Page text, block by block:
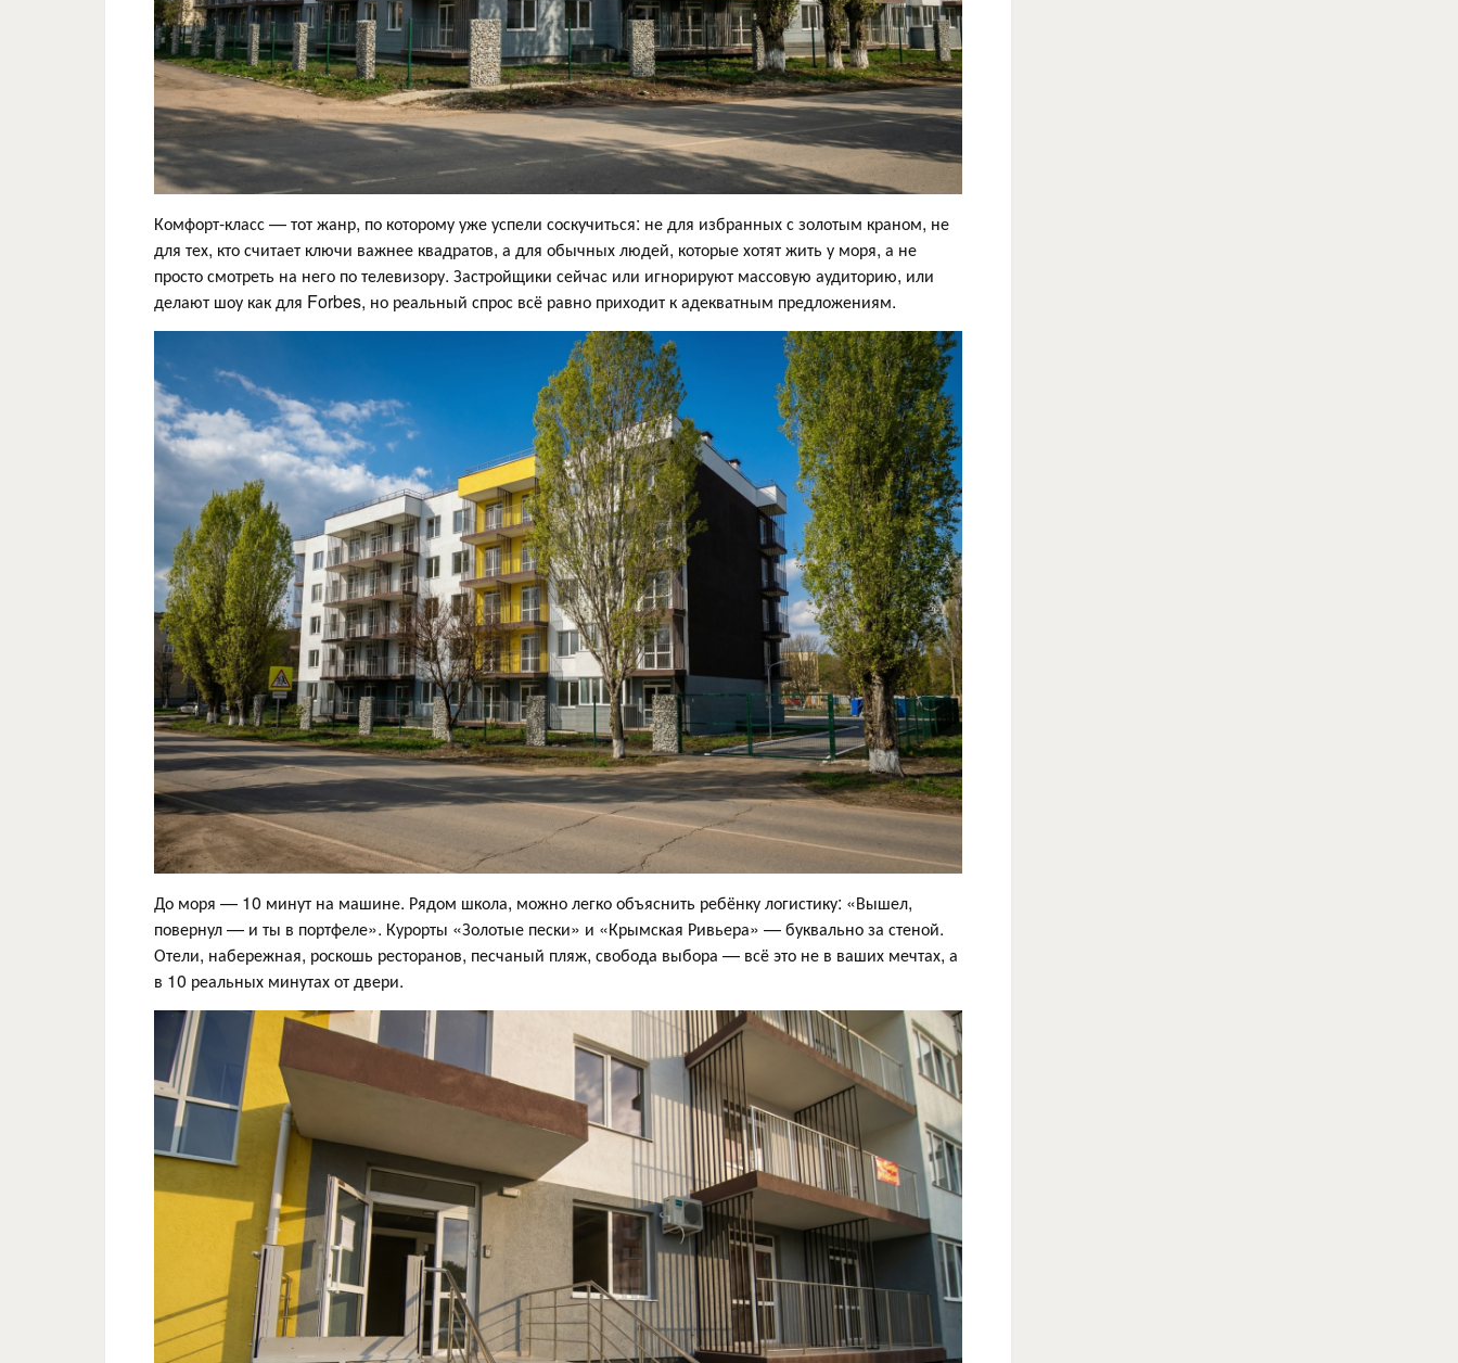
Комфорт-класс — тот жанр, по которому уже успели соскучиться: не для избранных с золотым краном, не
для тех, кто считает ключи важнее квадратов, а для обычных людей, которые хотят жить у моря, а не
просто смотреть на него по телевизору. Застройщики сейчас или игнорируют массовую аудиторию, или
делают шоу как для Forbes, но реальный спрос всё равно приходит к адекватным предложениям.
До моря — 10 минут на машине. Рядом школа, можно легко объяснить ребёнку логистику: «Вышел,
повернул — и ты в портфеле». Курорты «Золотые пески» и «Крымская Ривьера» — буквально за стеной.
Отели, набережная, роскошь ресторанов, песчаный пляж, свобода выбора — всё это не в ваших мечтах, а
в 10 реальных минутах от двери.